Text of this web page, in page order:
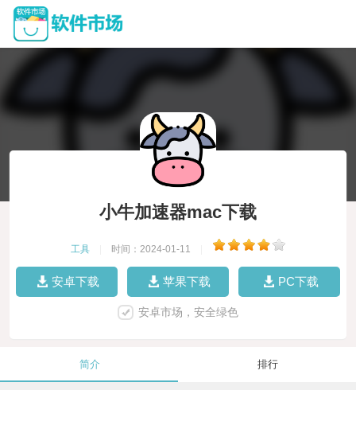
小牛加速器mac下载
工具 时间：2024-01-11
安卓下载 苹果下载 PC下载
安卓市场，安全绿色
简介 排行